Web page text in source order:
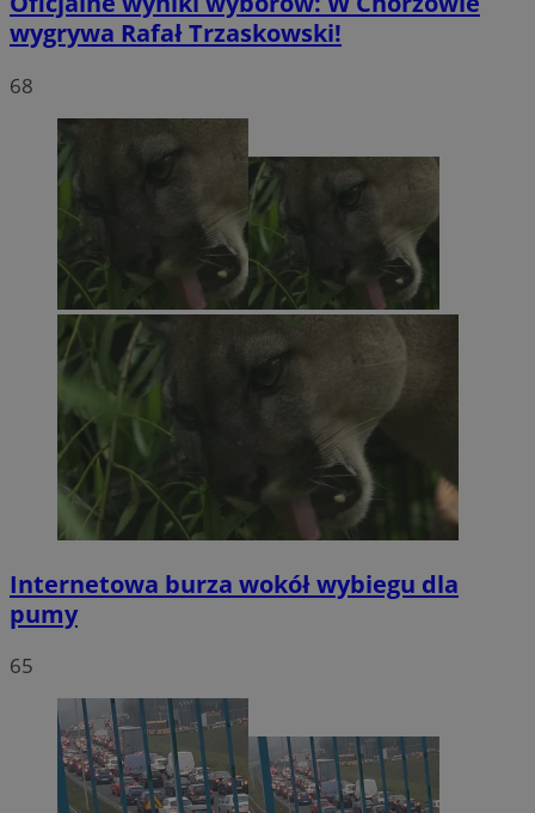
wygrywa Rafał Trzaskowski!
68
Internetowa burza wokół wybiegu dla
pumy
65